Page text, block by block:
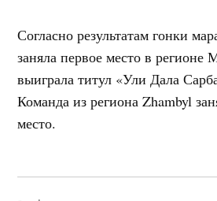
Согласно результатам гонки
заняла первое место в регионе
выиграла титул «Ули Дала
Команда из региона Zhambyl
место.